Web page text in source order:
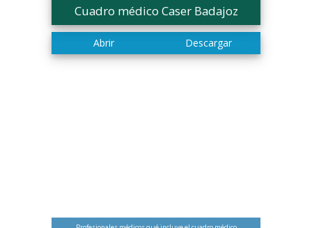
Cuadro médico Caser Badajoz